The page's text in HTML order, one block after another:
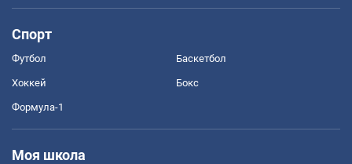
Спорт
Футбол Баскетбол
Хоккей Бокс
Формула-1
Моя школа